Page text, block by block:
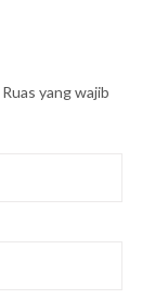
Ruas yang wajib